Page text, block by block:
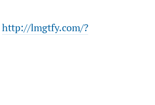
http://lmgtfy.com/?